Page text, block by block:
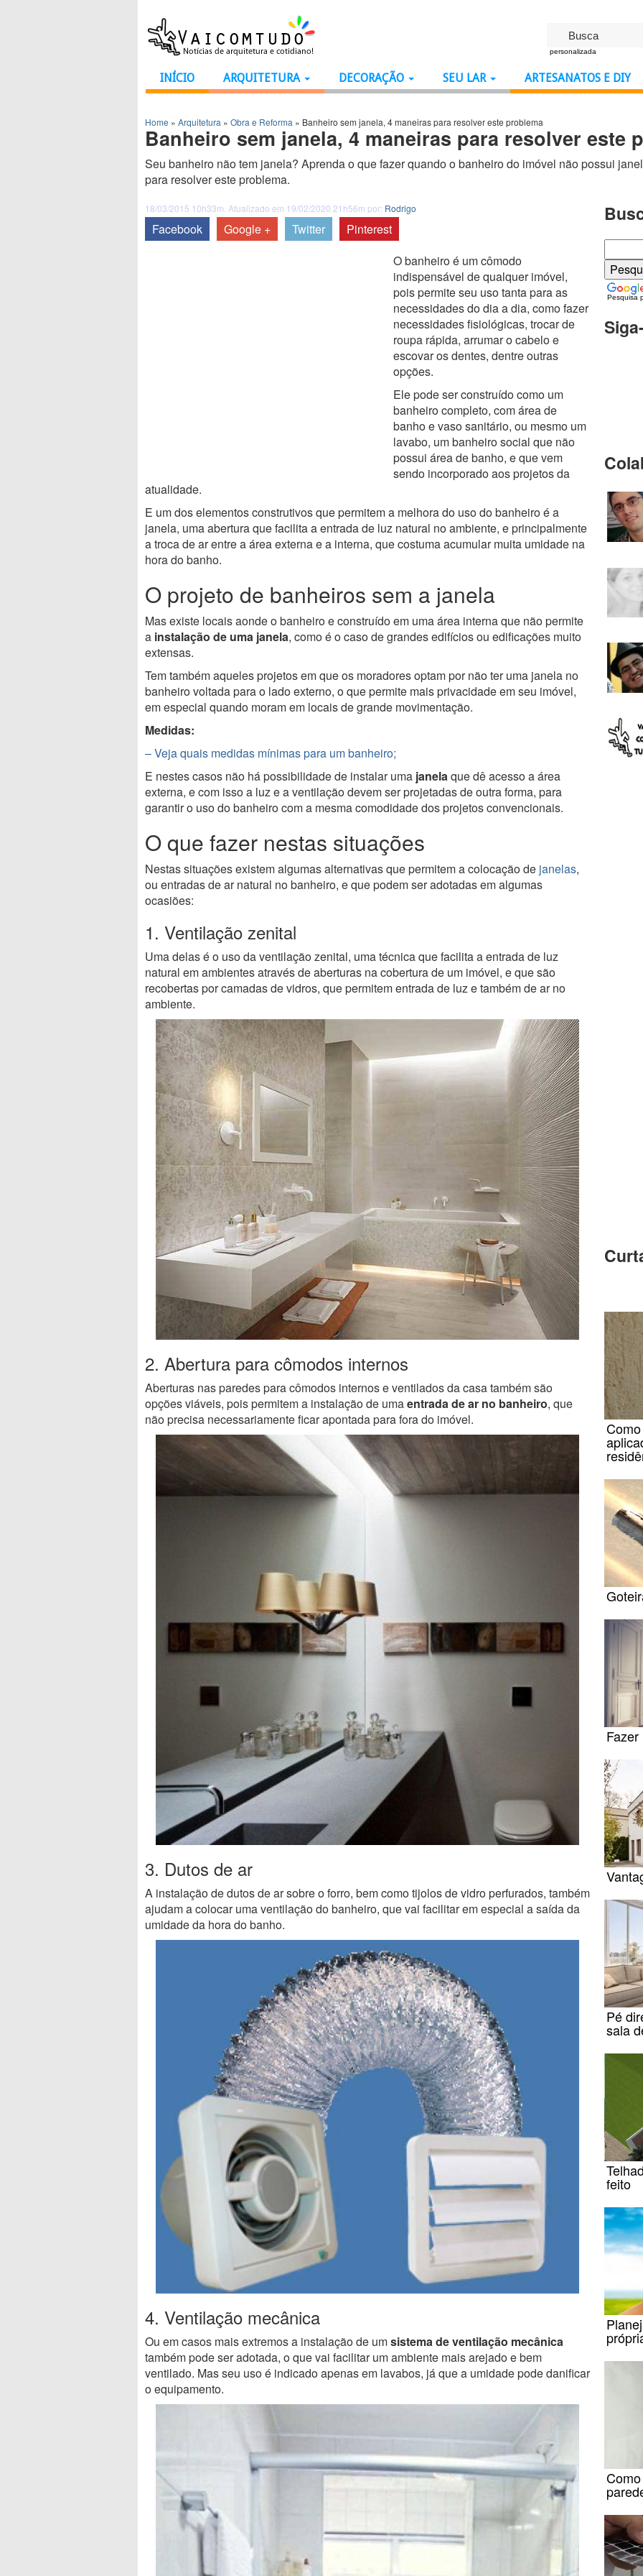
personalizada
INÍCIO ARQUITETURA DECORAÇÃO SEU LAR ARTESANATOS E DIY
Home » Arquitetura » Obra e Reforma » Banheiro sem janela, 4 maneiras para resolver este problema
Banheiro sem janela, 4 maneiras para resolver este
Seu banheiro não tem janela? Aprenda o que fazer quando o banheiro do imóvel não possui
para resolver este problema.
18/03/2015 10h33m. Atualizado em 19/02/2020 21h56m por: Rodrigo
Facebook Google + Twitter
Pinterest
O banheiro é um cômodo
indispensável de qualquer imóvel,
pois permite seu uso tanta para as
necessidades do dia a dia, como fazer
necessidades fisiológicas, trocar de
roupa rápida, arrumar o cabelo e
escovar os dentes, dentre outras
opções.
Ele pode ser construído como um
banheiro completo, com área de
banho e vaso sanitário, ou mesmo um
lavabo, um banheiro social que não
possui área de banho, e que vem
sendo incorporado aos projetos da
atualidade.
E um dos elementos construtivos que permitem a melhora do uso do banheiro é a
janela, uma abertura que facilita a entrada de luz natural no ambiente, e principalmente
a troca de ar entre a área externa e a interna, que costuma acumular muita umidade na
hora do banho.
O projeto de banheiros sem a janela
Mas existe locais aonde o banheiro e construído em uma área interna que não permite
a instalação de uma janela, como é o caso de grandes edifícios ou edificações muito
extensas.
Tem também aqueles projetos em que os moradores optam por não ter uma janela no
banheiro voltada para o lado externo, o que permite mais privacidade em seu imóvel,
em especial quando moram em locais de grande movimentação.
Medidas:
– Veja quais medidas mínimas para um banheiro;
E nestes casos não há possibilidade de instalar uma janelaque dê acesso a área
externa, e com isso a luz e a ventilação devem ser projetadas de outra forma, para
garantir o uso do banheiro com a mesma comodidade dos projetos convencionais.
O que fazer nestas situações
Nestas situações existem algumas alternativas que permitem a colocação de janelas,
ou entradas de ar natural no banheiro, e que podem ser adotadas em algumas
ocasiões:
1. Ventilação zenital
Uma delas é o uso da ventilação zenital, uma técnica que facilita a entrada de luz
natural em ambientes através de aberturas na cobertura de um imóvel, e que são
recobertas por camadas de vidros, que permitem entrada de luz e também de ar no
ambiente.
2. Abertura para cômodos internos
Aberturas nas paredes para cômodos internos e ventilados da casa também são
opções viáveis, pois permitem a instalação de umaentrada de ar no banheiro, que
não precisa necessariamente ficar apontada para fora do imóvel.
3. Dutos de ar
A instalação de dutos de ar sobre o forro, bem como tijolos de vidro perfurados, também
ajudam a colocar uma ventilação do banheiro, que vai facilitar em especial a saída da
umidade da hora do banho.
4. Ventilação mecânica
Ou em casos mais extremos a instalação de umsistema de ventilação mecânica
também pode ser adotada, o que vai facilitar um ambiente mais arejado e bem
ventilado. Mas seu uso é indicado apenas em lavabos, já que a umidade pode danificar
o equipamento.
Pesquisa
Pé
sala
feito